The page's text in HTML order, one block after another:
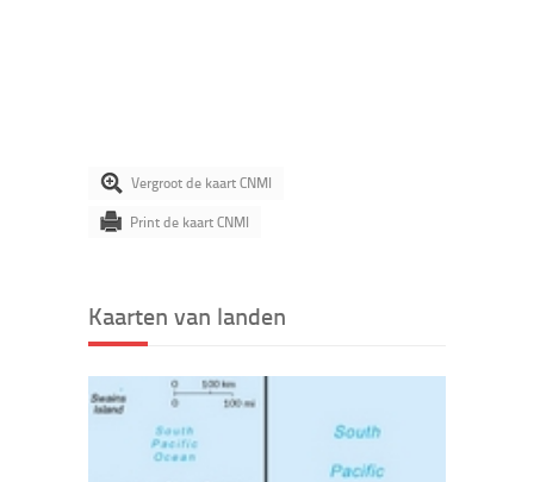
Vergroot de kaart CNMI
Print de kaart CNMI
Kaarten van landen